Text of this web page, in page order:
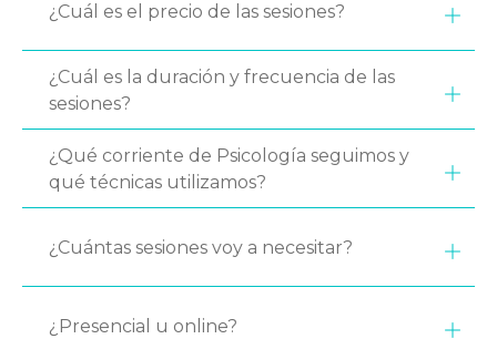
¿Cuál es el precio de las sesiones?
¿Cuál es la duración y frecuencia de las
sesiones?
¿Qué corriente de Psicología seguimos y
qué técnicas utilizamos?
¿Cuántas sesiones voy a necesitar?
¿Presencial u online?